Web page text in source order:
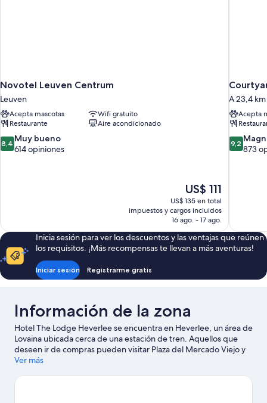
Novotel Leuven Centrum
Leuven
Acepta mascotas
Wifi gratuito
Restaurante
Aire acondicionado
8.4
de
8,4 Muy bueno
614 opiniones
El
precio
actual
es
de
US$ 111
US$ 111
US$ 135 en total
impuestos y cargos incluidos
16 ago. - 17 ago.
A 23,4
Acepta
9.2
de
9,2
873
Inicia sesión para ver los descuentos y las ventajas que reúnen
los requisitos. ¡Más recompensas te llevan a más aventuras!
Iniciar sesión Registrarme gratis
Información de la zona
Hotel The Lodge Heverlee se encuentra en Heverlee, un área de
Lovaina ubicada cerca de una estación de tren. Aquellos que
deseen ir de compras pueden visitar Plaza del Mercado Viejo y
Mercado de Navidad de Lovaina, mientras que quienes quieran
Kessel-Lo y Casa Stoclet. También vale la pena conocer Parque
Ver más